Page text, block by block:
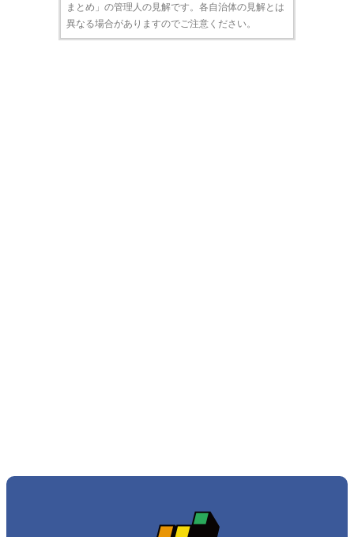
まとめ」の管理人の見解です。各自治体の見解とは
異なる場合がありますのでご注意ください。